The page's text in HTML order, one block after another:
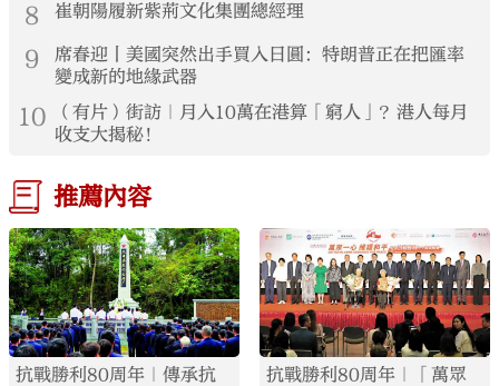
8 崔朝陽履新紫荊文化集團總經理
9
席春迎丨美國突然出手買入日圓：特朗普正在把匯率
變成新的地緣武器
10
（有片）街訪｜月入10萬在港算「窮人」？港人每月
收支大揭秘！
推薦內容
抗戰勝利80周年｜傳承抗
抗戰勝利80周年｜「萬眾